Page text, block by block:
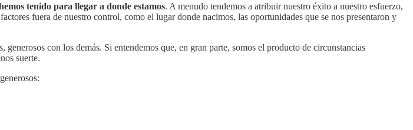
tenido para llegar a donde estamos. A menudo tendemos a atribuir nuestro éxito a nuestro esfuerzo,
fuera de nuestro control, como el lugar donde nacimos, las oportunidades que se nos presentaron y
con los demás. Si entendemos que, en gran parte, somos el producto de circunstancias
suerte.